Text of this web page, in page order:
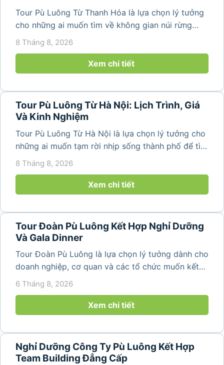
Tour Pù Luông Từ Thanh Hóa là lựa chọn lý tưởng
cho những ai muốn tìm về không gian núi rừng
trong lành, ruộng bậc thang xanh mướt và những
ngày. Không cần di chuyển...
8 Tháng 8, 2026
Xem chi tiết
Tour Pù Luông Từ Hà Nội: Lịch Trình, Giá
Và Kinh Nghiệm
Tour Pù Luông Từ Hà Nội là lựa chọn lý tưởng cho
những ai muốn tạm rời nhịp sống thành phố để tìm
về không gian núi rừng xanh mát, những bản làng
yên bình và ruộng bậc thang đặc trưng của Pù
8 Tháng 8, 2026
Xem chi tiết
Tour Đoàn Pù Luông Kết Hợp Nghỉ Dưỡng
Và Gala Dinner
Tour Đoàn Pù Luông là lựa chọn lý tưởng dành cho
doanh nghiệp, cơ quan và các tổ chức muốn kết
hợp nghỉ dưỡng, tham quan và tổ chức các hoạt
nguyên sơ, không khí...
6 Tháng 8, 2026
Xem chi tiết
Nghỉ Dưỡng Công Ty Pù Luông Kết Hợp
Team Building Đẳng Cấp